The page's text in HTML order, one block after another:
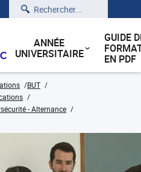
Rechercher
ANNÉE
UNIVERSITAIRE
GUIDE
EN PDF
BUT
- Alternance